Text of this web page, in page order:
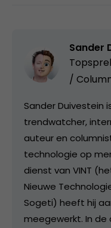
Sander
/
Sander Duivestein
trendwatcher,
auteur en
technologie op
dienst van VINT
Nieuwe
Sogeti) heeft hij
meegewerkt. In de